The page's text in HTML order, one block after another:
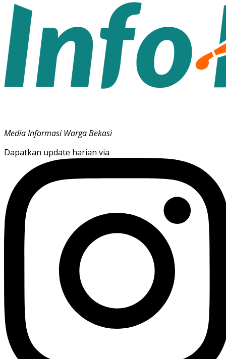
Media Informasi Warga Bekasi
Dapatkan update harian via